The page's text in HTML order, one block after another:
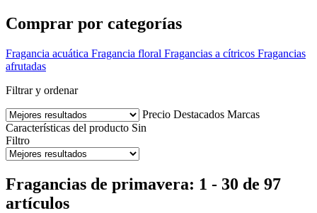
Comprar por categorías
Fragancia acuática Fragancia floral Fragancias a cítricos Fragancias
afrutadas
Filtrar y ordenar
Precio Destacados Marcas
Características del producto Sin
Filtro
Fragancias de primavera: 1 - 30 de 97
artículos